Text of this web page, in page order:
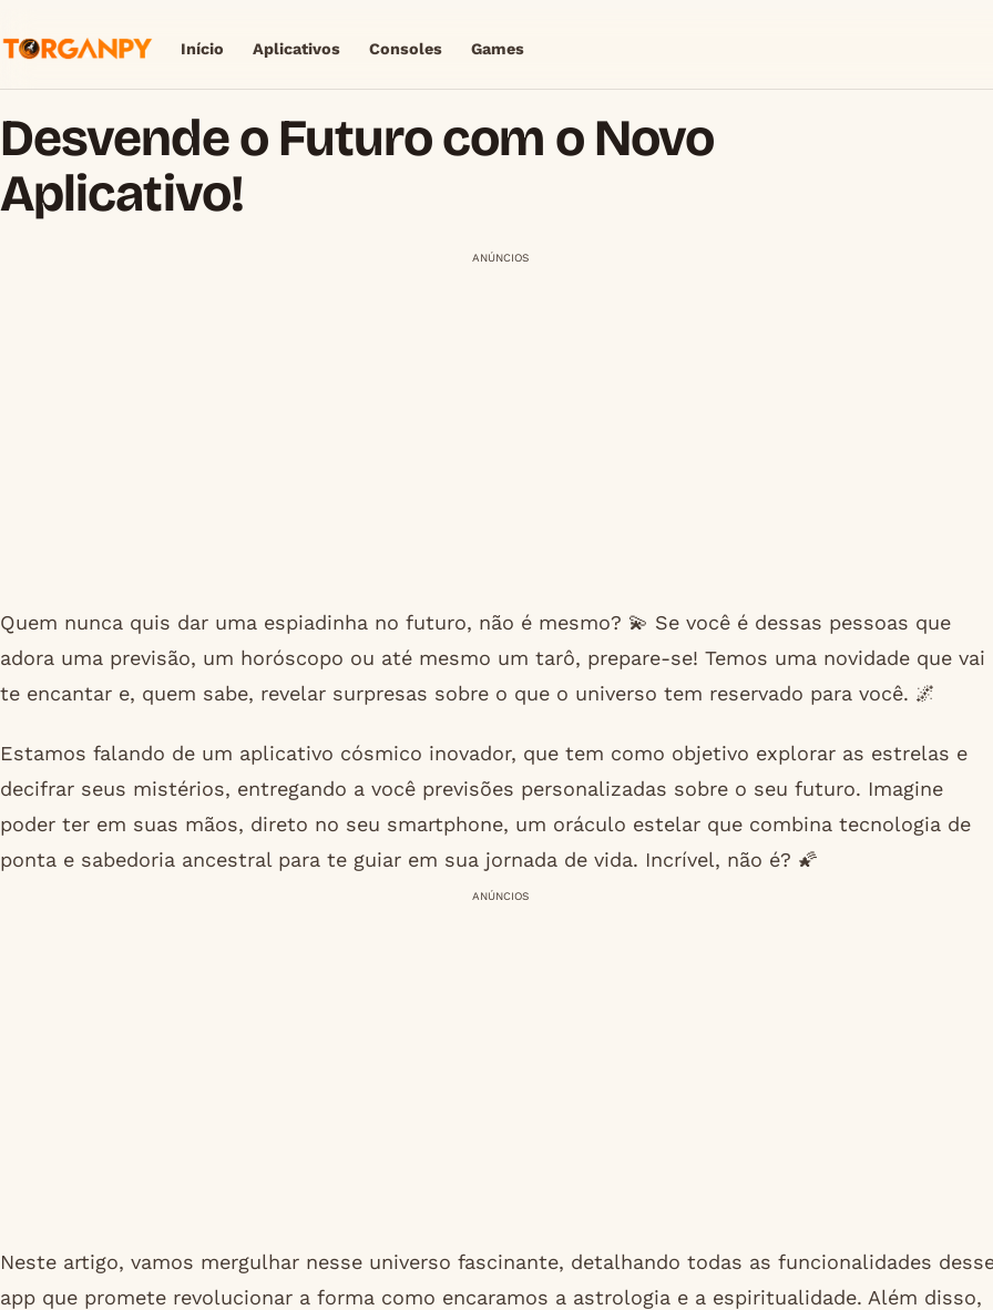
Início Aplicativos Consoles Games
Desvende o Futuro com o Novo
Aplicativo!
ANÚNCIOS
Quem nunca quis dar uma espiadinha no futuro, não é mesmo? 💫 Se você é dessas pessoas que
adora uma previsão, um horóscopo ou até mesmo um tarô, prepare-se! Temos uma novidade que vai
te encantar e, quem sabe, revelar surpresas sobre o que o universo tem reservado para você. 🌌
Estamos falando de um aplicativo cósmico inovador, que tem como objetivo explorar as estrelas e
decifrar seus mistérios, entregando a você previsões personalizadas sobre o seu futuro. Imagine
poder ter em suas mãos, direto no seu smartphone, um oráculo estelar que combina tecnologia de
ponta e sabedoria ancestral para te guiar em sua jornada de vida. Incrível, não é? 🌠
ANÚNCIOS
Neste artigo, vamos mergulhar nesse universo fascinante, detalhando todas as funcionalidades
app que promete revolucionar a forma como encaramos a astrologia e a espiritualidade. Além disso,